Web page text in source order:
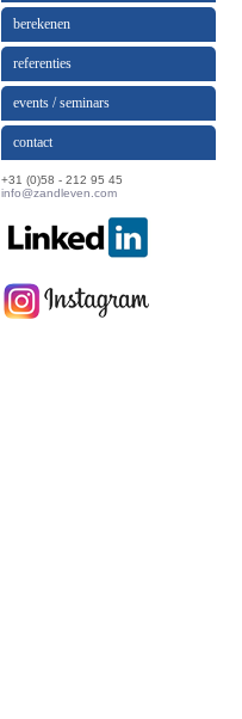
berekenen
referenties
events / seminars
contact
+31 (0)58 - 212 95 45
info@zandleven.com